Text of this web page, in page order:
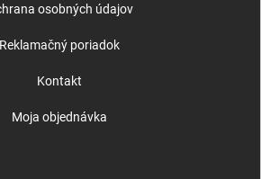
osobných údajov
Reklamačný poriadok
Kontakt
Moja objednávka